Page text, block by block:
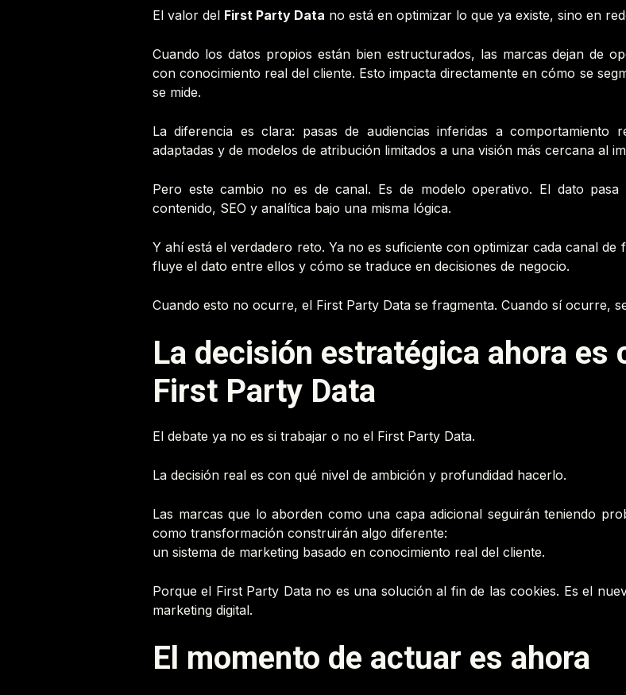
El valor del First Party Data no está en optimizar lo que ya existe, sino en
Cuando los datos propios están bien estructurados, las marcas dejan de
con conocimiento real del cliente. Esto impacta directamente en cómo se
se mide.
La diferencia es clara: pasas de audiencias inferidas a comportamiento
adaptadas y de modelos de atribución limitados a una visión más cercana al
Pero este cambio no es de canal. Es de modelo operativo. El dato
contenido, SEO y analítica bajo una misma lógica.
Y ahí está el verdadero reto. Ya no es suficiente con optimizar cada canal de
fluye el dato entre ellos y cómo se traduce en decisiones de negocio.
Cuando esto no ocurre, el First Party Data se fragmenta. Cuando sí ocurre,
La decisión estratégica ahora es
First Party Data
El debate ya no es si trabajar o no el First Party Data.
La decisión real es con qué nivel de ambición y profundidad hacerlo.
Las marcas que lo aborden como una capa adicional seguirán teniendo
como transformación construirán algo diferente:
un sistema de marketing basado en conocimiento real del cliente.
Porque el First Party Data no es una solución al fin de las cookies. Es el
marketing digital.
El momento de actuar es ahora